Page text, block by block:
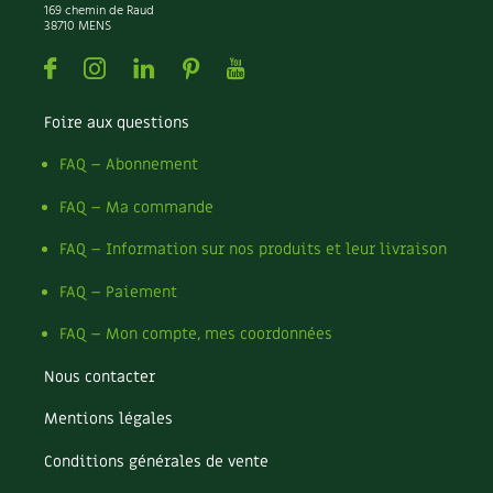
Carnets de saison
Compléments
Dossier4 saisons
Conseils vidéo des4 saisons
Secrets d’abonné
169 chemin de Raud
38710 MENS
FacebookInstagramLinkedin
PinterestYoutube
Foire aux questions
FAQ – Abonnement
FAQ – Ma commande
FAQ – Information sur nos produits et leur livraison
FAQ – Paiement
FAQ – Mon compte, mes coordonnées
Nous contacter
Mentions légales
Conditions générales de vente